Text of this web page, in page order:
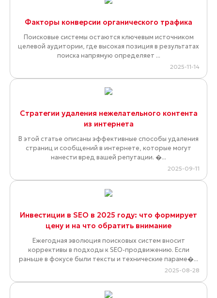
Факторы конверсии органического трафика
Поисковые системы остаются ключевым источником
целевой аудитории, где высокая позиция в результатах
поиска напрямую определяет ...
2025-11-14
Стратегии удаления нежелательного контента
из интернета
В этой статье описаны эффективные способы удаления
страниц и сообщений в интернете, которые могут
нанести вред вашей репутации. �...
2025-09-11
Инвестиции в SEO в 2025 году: что формирует
цену и на что обратить внимание
Ежегодная эволюция поисковых систем вносит
коррективы в подходы к SEO-продвижению. Если
раньше в фокусе были тексты и технические параме�...
2025-08-28